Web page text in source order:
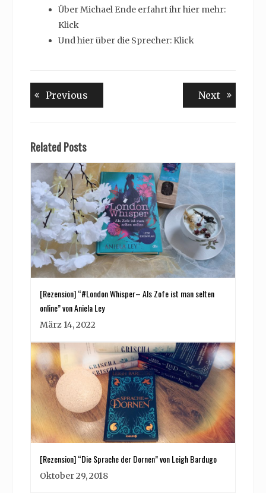
Über Michael Ende erfahrt ihr hier mehr:
Klick
Und hier über die Sprecher: Klick
Beitragsnavigation
Previous NextNext
Related Posts
[Rezension] “#London Whisper– Als Zofe ist man selten
online” von Aniela Ley
März 14, 2022
[Rezension] “Die Sprache der Dornen” von Leigh Bardugo
Oktober 29, 2018